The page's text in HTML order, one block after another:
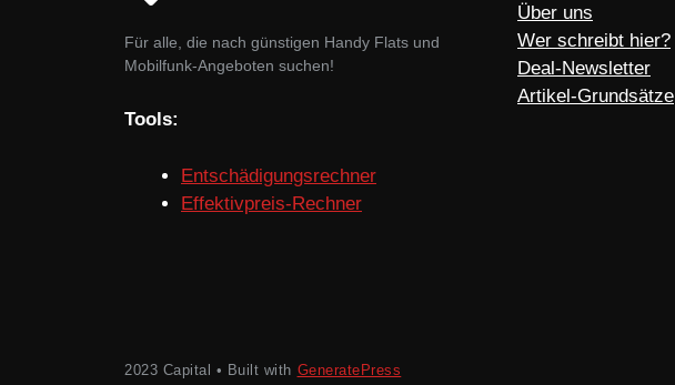
Für alle, die nach günstigen Handy Flats und
Mobilfunk-Angeboten suchen!
Tools:
Entschädigungsrechner
Effektivpreis-Rechner
Über uns
Wer schreibt hier?
Deal-Newsletter
Artikel-Grundsätze
2023 Capital • Built with GeneratePress